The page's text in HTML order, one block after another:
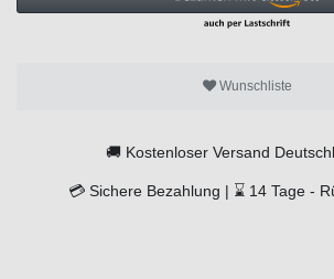
Wunschliste
🚚 Kostenloser Versand
💳 Sichere Bezahlung | ⌛ 14 Tage -